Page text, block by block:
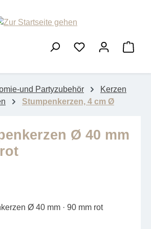
und Partyzubehör
Kerzen
Stumpenkerzen, 4 cm Ø
Ø 40 mm